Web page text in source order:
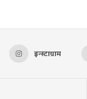
इन्स्टाग्राम